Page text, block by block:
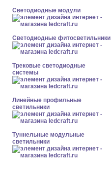
Светодиодные модули
Светодиодные фитосветильники
Трековые светодиодные
системы
Линейные профильные
светильники
Туннельные модульные
светильники